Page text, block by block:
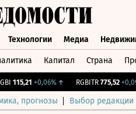
Технологии Медиа
Капитал Страна
115,21 +0,06%↑ RGBITR 775,52
прогнозы Выбор редакции